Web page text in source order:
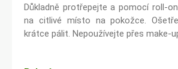
Důkladně protřepejte a pomocí roll-
na citlivé místo na pokožce.
krátce pálit. Nepoužívejte přes make-